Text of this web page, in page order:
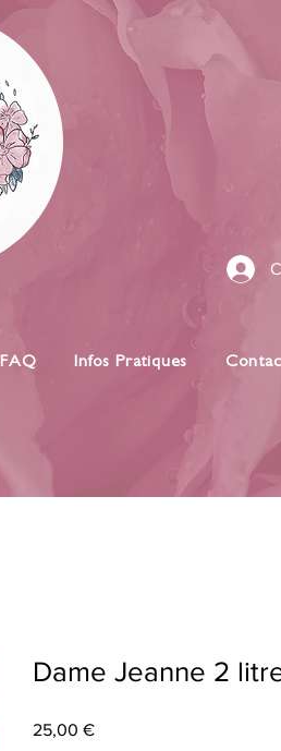
FAQ Infos Pratiques
Dame Jeanne 2
25,00 €Precio